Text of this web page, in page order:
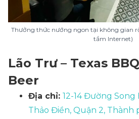
Thưởng thức nướng ngon tại không gian
tầm Internet)
Lão Trư – Texas
Beer
Địa chỉ: 12-14 Đường Song
Thảo Điền, Quận 2, Thành